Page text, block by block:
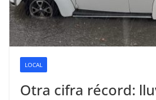
LOCAL
Otra cifra récord: